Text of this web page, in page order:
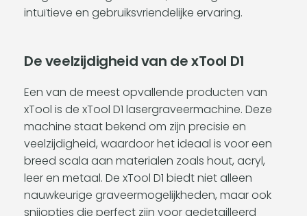
intuïtieve en gebruiksvriendelijke ervaring.
De veelzijdigheid van de xTool D1
Een van de meest opvallende producten van
xTool is de xTool D1 lasergraveermachine. Deze
machine staat bekend om zijn precisie en
veelzijdigheid, waardoor het ideaal is voor een
breed scala aan materialen zoals hout, acryl,
leer en metaal. De xTool D1 biedt niet alleen
nauwkeurige graveermogelijkheden, maar ook
snijopties die perfect zijn voor gedetailleerd